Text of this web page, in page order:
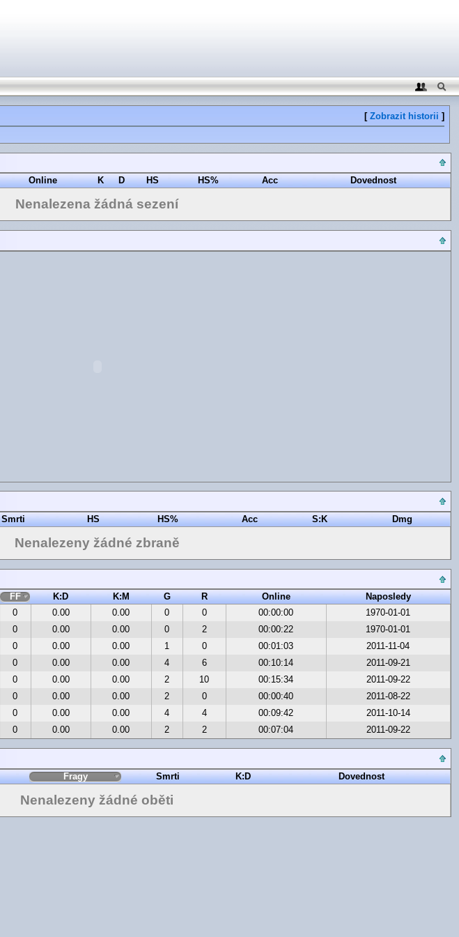
[Zobrazit historii ]
Online K D HS HS% Acc Dovednost
Nenalezena žádná sezení
Smrti HS HS% Acc S:K Dmg
Nenalezeny žádné zbraně
FF K:D K:M G R Online
Naposledy
0 0.00 0.00 0 0 00:00:00
1970-01-01
0 0.00 0.00 0 2 00:00:22
1970-01-01
0 0.00 0.00 1 0 00:01:03
2011-11-04
0 0.00 0.00 4 6 00:10:14
2011-09-21
0 0.00 0.00 2 10 00:15:34
2011-09-22
0 0.00 0.00 2 0 00:00:40
2011-08-22
0 0.00 0.00 4 4 00:09:42
2011-10-14
0 0.00 0.00 2 2 00:07:04 2011-09-22
Fragy Smrti K:D Dovednost
Nenalezeny žádné oběti